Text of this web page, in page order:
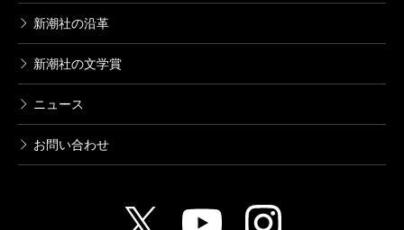
新潮社の沿革
新潮社の文学賞
ニュース
お問い合わせ